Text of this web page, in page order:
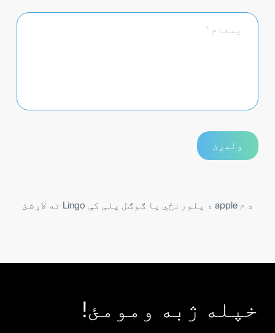
د م apple ه پلورنځي یا ګوګل پلی کې Lingo ته لاړشئ
خپله ژبه ومومئ!